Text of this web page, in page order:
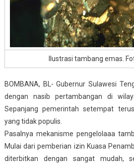
Ilustrasi tambang emas.
BOMBANA, BL- Gubernur Sulawesi
dengan nasib pertambangan di
Sepanjang pemerintah setempat
yang tidak populis.
Pasalnya mekanisme pengelolaaa
Mulai dari pemberian izin Kuasa
diterbitkan dengan sangat mudah,